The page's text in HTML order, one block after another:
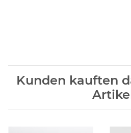
Kunden kauften